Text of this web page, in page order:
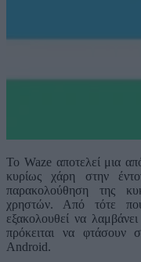
Το Waze αποτελεί μια
κυρίως χάρη στην
παρακολούθηση της
χρηστών. Από τότε
εξακολουθεί να
πρόκειται να φτάσουν
Android.